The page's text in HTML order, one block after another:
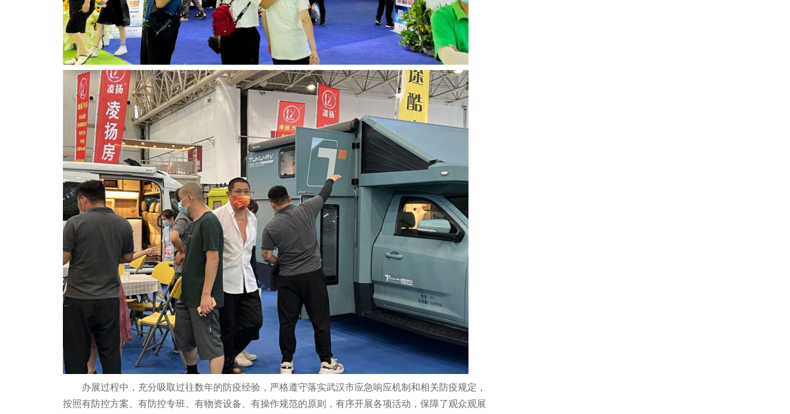
办展过程中，充分吸取过往数年的防疫经验，严格遵守落实武汉市应急响应机制和相关防疫规定，
按照有防控方案、有防控专班、有物资设备、有操作规范的原则，有序开展各项活动，保障了观众观展